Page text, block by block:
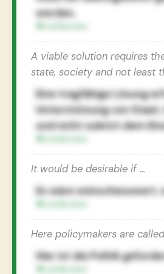
werden.
A viable solution requires
state, society and not least
Eine tragfähige Lösung
Unterstützung von Staat,
und nicht zuletzt dem
It would be desirable if …
Es wäre wünschenswert,
Here policymakers are
Hier ist die Politik